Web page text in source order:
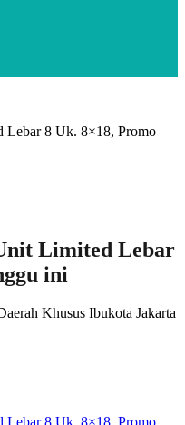
Limited Lebar
ini
Khusus Ibukota Jakarta